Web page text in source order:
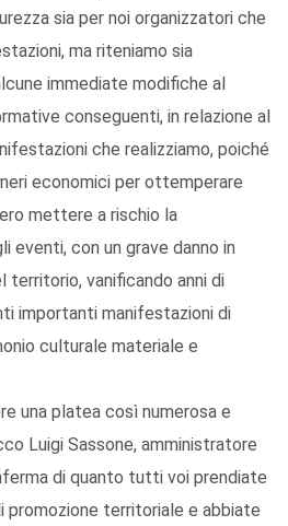
sia per noi organizzatori che
ma riteniamo sia
immediate modifiche al
conseguenti, in relazione al
che realizziamo, poiché
economici per ottemperare
mettere a rischio la
eventi, con un grave danno in
territorio, vanificando anni di
importanti manifestazioni di
culturale materiale e
una platea così numerosa e
Luigi Sassone, amministratore
di quanto tutti voi prendiate
promozione territoriale e abbiate